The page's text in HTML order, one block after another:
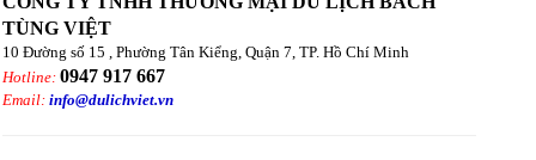
TÙNG VIỆT
10 Đường số 15 , Phường Tân Kiểng, Quận 7, TP. Hồ Chí Minh
Hotline:0947 917 667
Email:info@dulichviet.vn